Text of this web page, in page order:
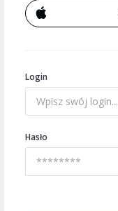
Login
Hasło